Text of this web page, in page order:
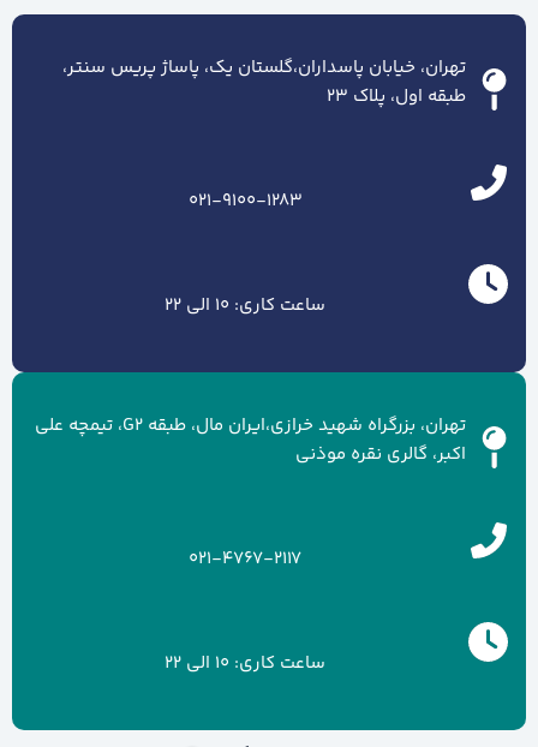
تهران، خیابان پاسداران،گلستان یک، پاساژ پریس سنتر،
طبقه اول، پلاک ۲۳
021-9100-1283
ساعت کاری: 10 الی 22
تهران، بزرگراه شهید خرازی،ایران مال، طبقه G2، تیمچه علی
اکبر، گالری نقره موذنی
021-4767-2117
ساعت کاری: 10 الی 22